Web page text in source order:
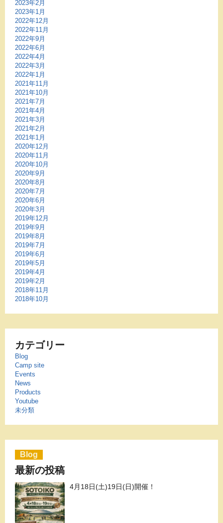
2023年2月
2023年1月
2022年12月
2022年11月
2022年9月
2022年6月
2022年4月
2022年3月
2022年1月
2021年11月
2021年10月
2021年7月
2021年4月
2021年3月
2021年2月
2021年1月
2020年12月
2020年11月
2020年10月
2020年9月
2020年8月
2020年7月
2020年6月
2020年3月
2019年12月
2019年9月
2019年8月
2019年7月
2019年6月
2019年5月
2019年4月
2019年2月
2018年11月
2018年10月
カテゴリー
Blog
Camp site
Events
News
Products
Youtube
未分類
Blog
最新の投稿
4月18日(土)19日(日)開催！